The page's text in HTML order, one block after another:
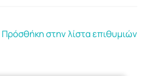
Πρόσθήκη στην λίστα επιθυμιών